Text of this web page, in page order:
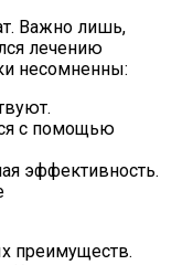
Важно лишь,
лечению
несомненны:
с помощью
эффективность.
преимуществ.